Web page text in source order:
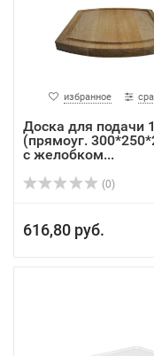
избранное
Доска для подачи
(прямоуг.
с желобком...
(0)
616,80 руб.